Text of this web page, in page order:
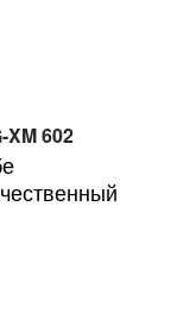
602